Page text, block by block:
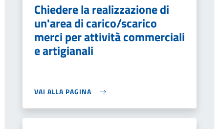
Chiedere la realizzazione di
un'area di carico/scarico
merci per attività commerciali
e artigianali
VAI ALLA PAGINA